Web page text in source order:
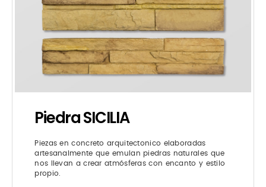
Piedra SICILIA
Piezas en concreto arquitectonico elaboradas
artesanalmente que emulan piedras naturales que
nos llevan a crear atmósferas con encanto y estilo
propio.